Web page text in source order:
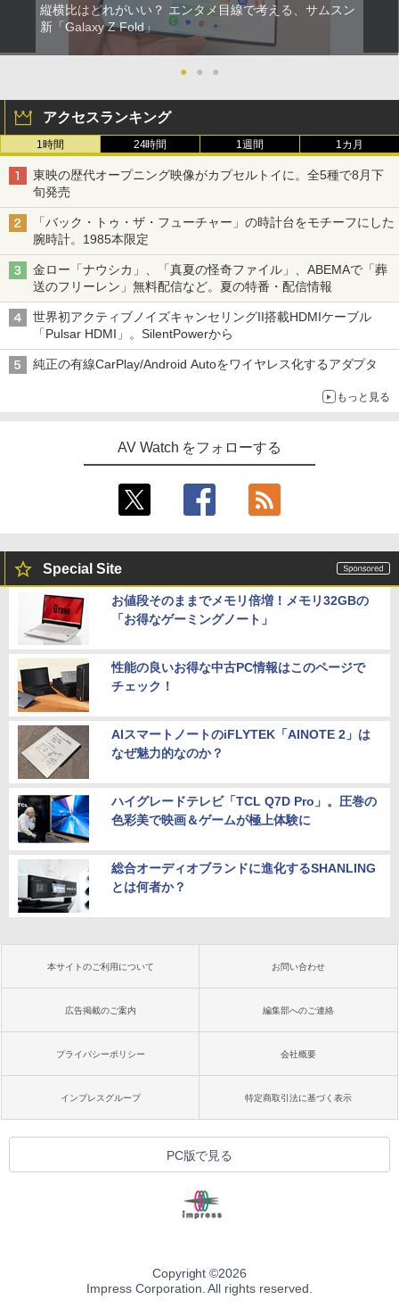
縦横比はどれがいい？ エンタメ目線で考える、サムスン
新「Galaxy Z Fold」
● ● ●
アクセスランキング
1時間 24時間 1週間 1カ月
東映の歴代オープニング映像がカプセルトイに。全5種で8月下
旬発売
「バック・トゥ・ザ・フューチャー」の時計台をモチーフにした
腕時計。1985本限定
金ロー「ナウシカ」、「真夏の怪奇ファイル」、ABEMAで「葬
送のフリーレン」無料配信など。夏の特番・配信情報
世界初アクティブノイズキャンセリングII搭載HDMIケーブル
「Pulsar HDMI」。SilentPowerから
純正の有線CarPlay/Android Autoをワイヤレス化するアダプタ
もっと見る
AV Watch をフォローする
Special Site
お値段そのままでメモリ倍増！メモリ32GBの
「お得なゲーミングノート」
性能の良いお得な中古PC情報はこのページで
チェック！
AIスマートノートのiFLYTEK「AINOTE 2」は
なぜ魅力的なのか？
ハイグレードテレビ「TCL Q7D Pro」。圧巻の
色彩美で映画＆ゲームが極上体験に
総合オーディオブランドに進化するSHANLING
とは何者か？
本サイトのご利用について お問い合わせ
広告掲載のご案内 編集部へのご連絡
プライバシーポリシー 会社概要
インプレスグループ 特定商取引法に基づく表示
PC版で見る
Copyright ©2026
Impress Corporation. All rights reserved.